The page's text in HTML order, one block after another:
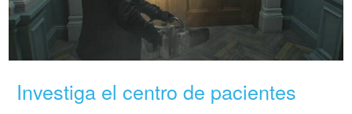
Investiga el centro de pacientes